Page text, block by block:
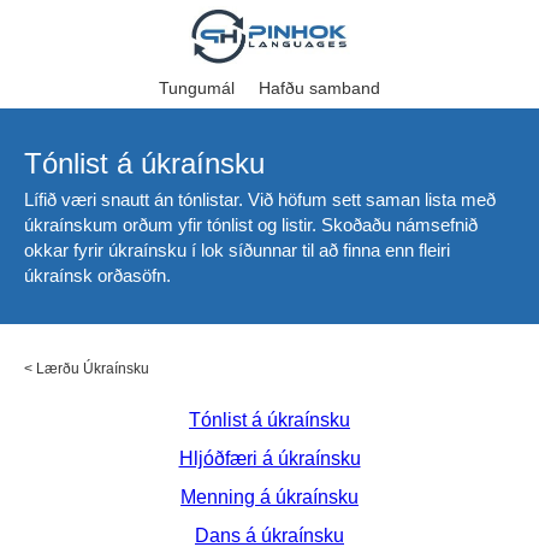
Tungumál Hafðu samband
Tónlist á úkraínsku
Lífið væri snautt án tónlistar. Við höfum sett saman lista með
úkraínskum orðum yfir tónlist og listir. Skoðaðu námsefnið
okkar fyrir úkraínsku í lok síðunnar til að finna enn fleiri
úkraínsk orðasöfn.
< Lærðu Úkraínsku
Tónlist á úkraínsku
Hljóðfæri á úkraínsku
Menning á úkraínsku
Dans á úkraínsku